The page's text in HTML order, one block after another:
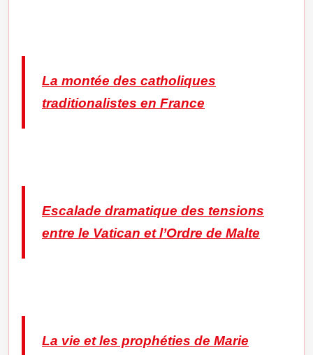
La montée des catholiques
traditionalistes en France
Escalade dramatique des tensions
entre le Vatican et l’Ordre de Malte
La vie et les prophéties de Marie